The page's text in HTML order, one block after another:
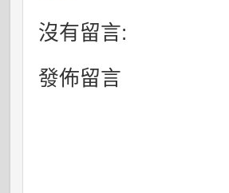
沒有留言:
發佈留言